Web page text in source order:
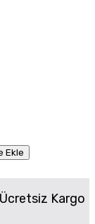
Ekle
Ücretsiz Kargo